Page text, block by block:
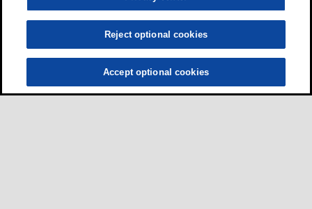
Reject optional cookies
Accept optional cookies